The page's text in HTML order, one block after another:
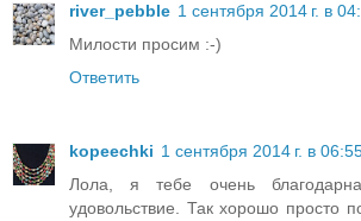
river_pebble 1 сентября 2014 г. в
Милости просим :-)
Ответить
kopeechki 1 сентября 2014 г. в
Лола, я тебе очень
удовольствие. Так хорошо просто